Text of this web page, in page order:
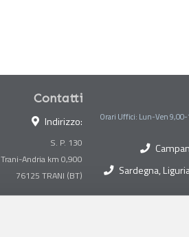
Contatti
Indirizzo:
S. P. 130
Trani-Andria km 0,900
Orari Uffici: Lun-Ven
Sardegna,
Toscana,